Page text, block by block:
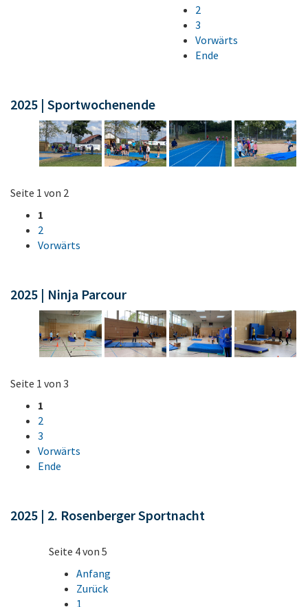
2
3
Vorwärts
Ende
2025 | Sportwochenende
Seite 1 von 2
1
2
Vorwärts
2025 | Ninja Parcour
Seite 1 von 3
1
2
3
Vorwärts
Ende
2025 | 2. Rosenberger Sportnacht
Seite 4 von 5
Anfang
Zurück
1